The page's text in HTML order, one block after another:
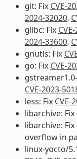
git: Fix CVE-
2024-32020,
glibc: Fix
2024-33600,
gnutls: Fix
go: Fix CVE-
CVE-2023-
less: Fix CVE-
libarchive: Fix
libarchive:
overflow in
linux-yocto/